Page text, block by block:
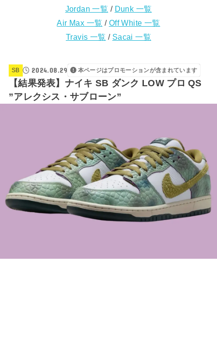
Jordan 一覧 / Dunk 一覧
Air Max 一覧 / Off White 一覧
Travis 一覧 / Sacai 一覧
SB 2024.08.29 本ページはプロモーションが含まれています
【結果発表】ナイキ SB ダンク LOW プロ QS
”アレクシス・サブローン”